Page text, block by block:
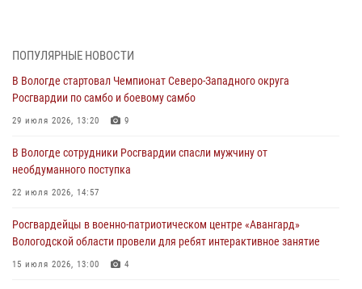
самбо
ЗА МИНУВШУЮ НЕДЕЛЮ СОТРУДНИКАМИ ВНЕВЕДОМСТВЕННОЙ
ОХРАНЫ РОСГВАРДИИ В ВОЛОГОДСКОЙ ОБЛАСТИ ЗАДЕРЖАНО 23
02 августа 2026, 10:37
Росгвардейцы в г. Соколе задержали несовершеннолетнего
31 июля 2026, 06:43
В Вологде стартовал Чемпионат Северо-Западного округа
ПОПУЛЯРНЫЕ НОВОСТИ
В Вологде стартовал Чемпионат Северо-Западного округа
Росгвардии по самбо и боевому самбо
29 июля 2026, 13:20 9
В Вологде сотрудники Росгвардии спасли мужчину от
необдуманного поступка
22 июля 2026, 14:57
Росгвардейцы в военно-патриотическом центре «Авангард»
Вологодской области провели для ребят интерактивное занятие
15 июля 2026, 13:00 4